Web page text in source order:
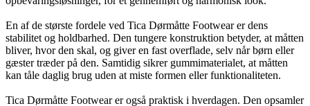
En af de største fordele ved Tica Dørmåtte Footwear er dens
stabilitet og holdbarhed. Den tungere konstruktion betyder, at måtten
bliver, hvor den skal, og giver en fast overflade, selv når børn eller
gæster træder på den. Samtidig sikrer gummimaterialet, at måtten
kan tåle daglig brug uden at miste formen eller funktionaliteten.
Tica Dørmåtte Footwear er også praktisk i hverdagen. Den opsamler